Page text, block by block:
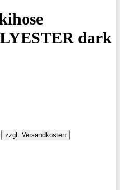
dark
zzgl. Versandkosten